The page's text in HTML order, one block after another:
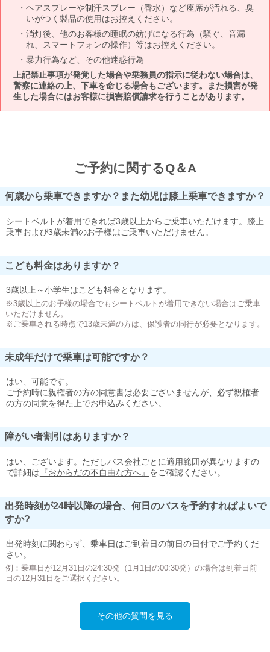
ヘアスプレーや制汗スプレー（香水）など座席が汚れる、臭
いがつく製品の使用はお控えください。
消灯後、他のお客様の睡眠の妨げになる行為（騒ぐ、音漏
れ、スマートフォンの操作）等はお控えください。
暴力行為など、その他迷惑行為
上記禁止事項が発覚した場合や乗務員の指示に従わない場合は、
警察に連絡の上、下車を命じる場合もございます。また損害が発
生した場合にはお客様に損害賠償請求を行うことがあります。
ご予約に関するQ＆A
何歳から乗車できますか？また幼児は膝上乗車できますか？
シートベルトが着用できれば3歳以上からご乗車いただけます。膝上
乗車および3歳未満のお子様はご乗車いただけません。
こども料金はありますか？
3歳以上～小学生はこども料金となります。
※3歳以上のお子様の場合でもシートベルトが着用できない場合はご乗車
いただけません。
※ご乗車される時点で13歳未満の方は、保護者の同行が必要となります。
未成年だけで乗車は可能ですか？
はい、可能です。
ご予約時に親権者の方の同意書は必要ございませんが、必ず親権者
の方の同意を得た上でお申込みください。
障がい者割引はありますか？
はい、ございます。ただしバス会社ごとに適用範囲が異なりますの
で詳細は 『おからだの不自由な方へ』 をご確認ください。
出発時刻が24時以降の場合、何日のバスを予約すればよいで
すか?
出発時刻に関わらず、乗車日はご到着日の前日の日付でご予約くだ
さい。
例：乗車日が12月31日の24:30発（1月1日の00:30発）の場合は到着日前
日の12月31日をご選択ください。
その他の質問を見る